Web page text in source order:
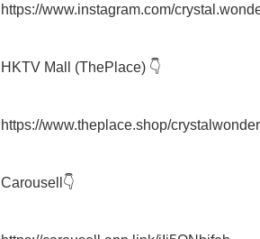
https://www.instagram.com/
HKTV Mall (ThePlace) 👇
https://www.theplace.shop/
Carousell👇